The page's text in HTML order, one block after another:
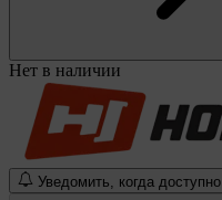
Нет в наличии
Уведомить, когда доступно